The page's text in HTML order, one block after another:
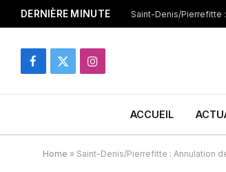
DERNIÈRE MINUTE
Facebook
X
Instagram
ACCUEIL
Home » Saint-Denis/Pierrefitte : Annulation